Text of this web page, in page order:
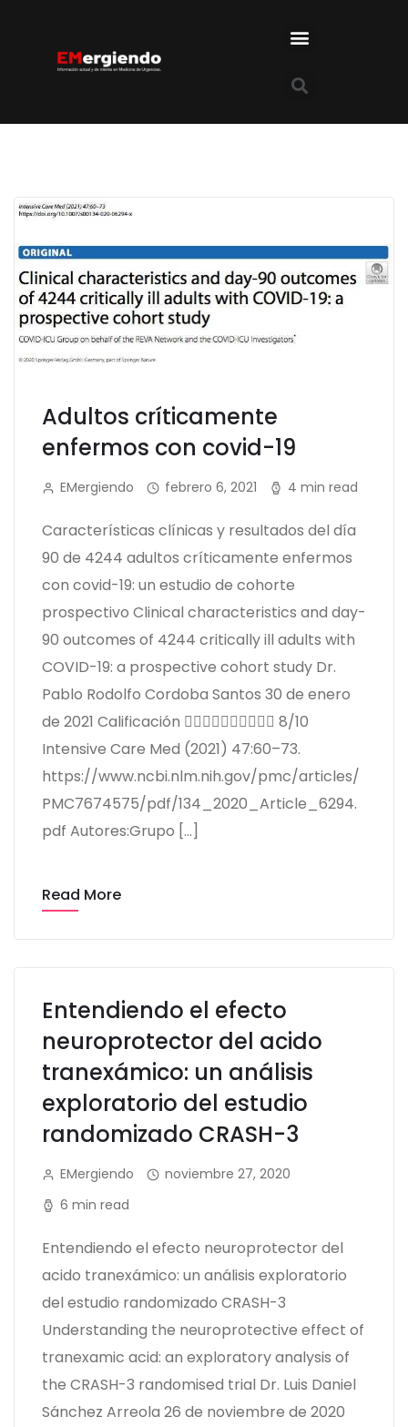
Adultos críticamente
enfermos con covid-19
EMergiendo febrero 6, 2021 4 min read
Características clínicas y resultados del día
90 de 4244 adultos críticamente enfermos
con covid-19: un estudio de cohorte
prospectivo Clinical characteristics and day-
90 outcomes of 4244 critically ill adults with
COVID-19: a prospective cohort study Dr.
Pablo Rodolfo Cordoba Santos 30 de enero
de 2021​ Calificación  8/10
Intensive Care Med (2021) 47:60–73.
https://www.ncbi.nlm.nih.gov/pmc/articles/
PMC7674575/pdf/134_2020_Article_6294.
pdf Autores:Grupo […]
Read More
Entendiendo el efecto
neuroprotector del acido
tranexámico: un análisis
exploratorio del estudio
randomizado CRASH-3
EMergiendo
noviembre 27, 2020
6 min read
Entendiendo el efecto neuroprotector del
acido tranexámico: un análisis exploratorio
del estudio randomizado CRASH-3
Understanding the neuroprotective effect of
tranexamic acid: an exploratory analysis of
the CRASH-3 randomised trial Dr. Luis Daniel
Sánchez Arreola 26 de noviembre de 2020​